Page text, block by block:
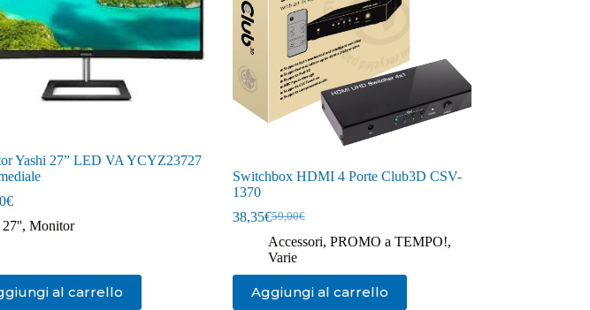
Yashi 27” LED VA YCYZ23727
€
27'', Monitor
al carrello
Switchbox HDMI 4 Porte Club3D CSV-
1370
59,00€
Il
prezzo
originale
59,00€.
38,35€Il
prezzo
attuale
38,35€.
Accessori, PROMO a TEMPO!,
Varie
Aggiungi al carrello